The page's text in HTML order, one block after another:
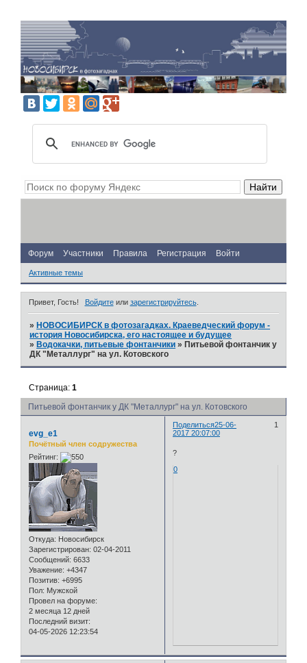
Форум Участники Правила Регистрация Войти
Активные темы
Привет, Гость! Войдитеили зарегистрируйтесь.
» НОВОСИБИРСК в фотозагадках. Краеведческий форум -
история Новосибирска, его настоящее и будущее
» Водокачки, питьевые фонтанчики » Питьевой фонтанчик у
ДК "Металлург" на ул. Котовского
Питьевой фонтанчик у ДК "Металлург" на ул. Котовского
Страница:1
Поделиться 1
25-06-
2017 20:07:00
evg_e1
Почётный член содружества
Рейтинг:
Откуда: Новосибирск
Зарегистрирован: 02-04-2011
Сообщений: 6633
Уважение: +4347
Позитив: +6995
Пол: Мужской
Провел на форуме:
2 месяца 12 дней
Последний визит:
04-05-2026 12:23:54
?
0